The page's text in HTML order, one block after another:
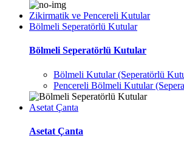
Zikirmatik ve Pencereli Kutular
Bölmeli Seperatörlü Kutular
Bölmeli Seperatörlü Kutular
Bölmeli Kutular (Seperatörlü
Pencereli Bölmeli Kutular
Asetat Çanta
Asetat Çanta